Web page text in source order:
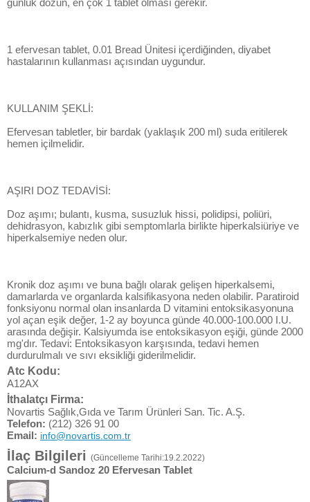
günlük dozun, en çok 1 tablet olması gerekir.
1 efervesan tablet, 0.01 Bread Ünitesi içerdiğinden, diyabet
hastalarının kullanması açısından uygundur.
KULLANIM ŞEKLİ:
Efervesan tabletler, bir bardak (yaklaşık 200 ml) suda eritilerek
hemen içilmelidir.
AŞIRI DOZ TEDAVİSİ:
Doz aşımı; bulantı, kusma, susuzluk hissi, polidipsi, poliüri,
dehidrasyon, kabızlık gibi semptomlarla birlikte hiperkalsiüriye ve
hiperkalsemiye neden olur.
Kronik doz aşımı ve buna bağlı olarak gelişen hiperkalsemi,
damarlarda ve organlarda kalsifikasyona neden olabilir. Paratiroid
fonksiyonu normal olan insanlarda D vitamini entoksikasyonuna
yol açan eşik değer, 1-2 ay boyunca günde 40.000-100.000 I.U.
arasında değişir. Kalsiyumda ise entoksikasyon eşiği, günde 2000
mg'dır. Tedavi: Entoksikasyon karşısında, tedavi hemen
durdurulmalı ve sıvı eksikliği giderilmelidir.
Atc Kodu:
A12AX
İthalatçı Firma:
Novartis Sağlık,Gıda ve Tarım Ürünleri San. Tic. A.Ş.
Telefon: (212) 326 91 00
Email: info@novartis.com.tr
İlaç Bilgileri (Güncelleme Tarihi:19.2.2022)
Calcium-d Sandoz 20 Efervesan Tablet